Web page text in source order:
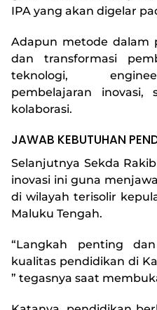
IPA yang akan digelar
Adapun metode dalam
dan transformasi
teknologi,
pembelajaran inovasi,
kolaborasi.
JAWAB KEBUTUHAN
Selanjutnya Sekda
inovasi ini guna
di wilayah terisolir
Maluku Tengah.
“Langkah penting
kualitas pendidikan di
” tegasnya saat